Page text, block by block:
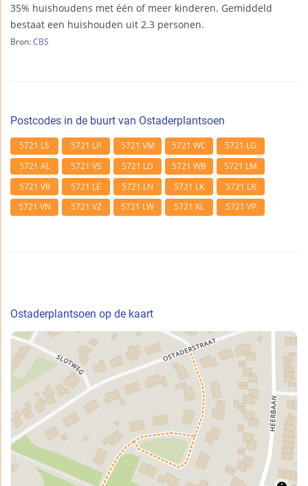
35% huishoudens met één of meer kinderen. Gemiddeld
bestaat een huishouden uit 2.3 personen.
Bron: CBS
Postcodes in de buurt van Ostaderplantsoen
5721 LS 5721 LP 5721 VM 5721 WC
5721 LG
5721 AL
5721 VS 5721 LD 5721 WB
5721 LM
5721 VR
5721 LE 5721 LN 5721 LK
5721 LR
5721 VN
5721 VZ 5721 LW 5721 KL 5721 VP
Ostaderplantsoen op de kaart